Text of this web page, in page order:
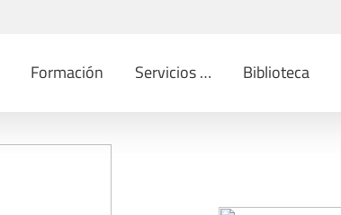
Formación Servicios … Biblioteca